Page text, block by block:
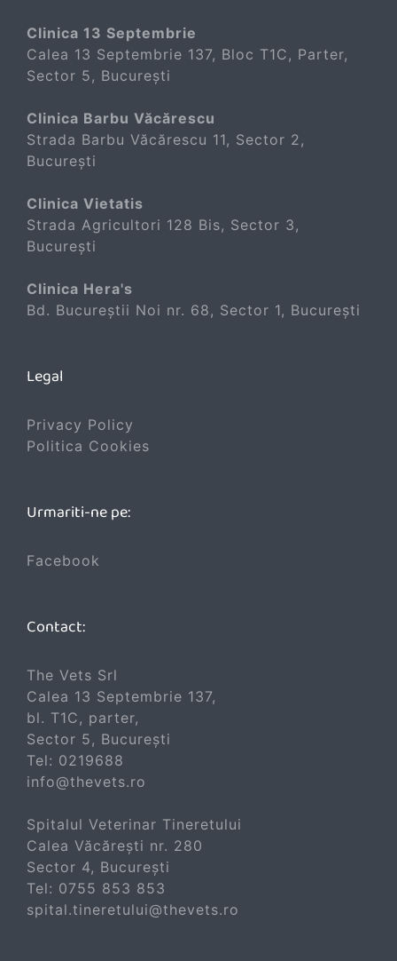
Clinica 13 Septembrie
Calea 13 Septembrie 137, Bloc T1C, Parter,
Sector 5, București
Clinica Barbu Văcărescu
Strada Barbu Văcărescu 11, Sector 2,
București
Clinica Vietatis
Strada Agricultori 128 Bis, Sector 3,
București
Clinica Hera's
Bd. Bucureștii Noi nr. 68, Sector 1, București
Legal
Privacy Policy
Politica Cookies
Urmariti-ne pe:
Facebook
Contact:
The Vets Srl
Calea 13 Septembrie 137,
bl. T1C, parter,
Sector 5, București
Tel: 0219688
info@thevets.ro
Spitalul Veterinar Tineretului
Calea Văcărești nr. 280
Sector 4, București
Tel: 0755 853 853
spital.tineretului@thevets.ro